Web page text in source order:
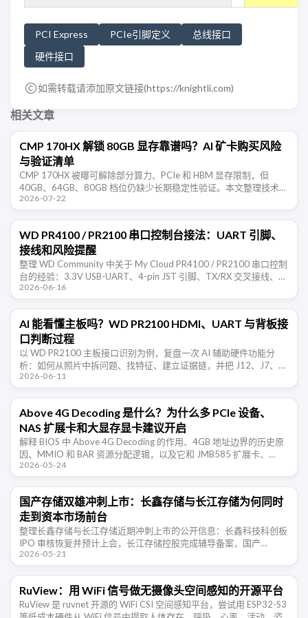
PCI Express PCIe引脚定义
总线接口
硬件接口
如需转载请添加原文链接(https://knightli.com)
相关文章
CMP 170HX 解锁 80GB 显存靠谱吗？AI 矿卡购买风险
与验证清单
CMP 170HX 被曝可解除部分算力、PCIe 和 HBM 显存限制，但
40GB、64GB、80GB 档位仍缺少长期稳定性验证。本文整理技术边
界、购买风险和验收清单。
2026-07-22
WD PR4100 / PR2100 串口控制台接法：UART 引脚、
接线和风险提醒
整理 WD Community 中关于 My Cloud PR4100 / PR2100 串口控制
台的经验：3.3V USB-UART、4-pin JST 引脚、TX/RX 交叉接线、
115200 …
2026-06-16
AI 能看懂主板吗？WD PR2100 HDMI、UART 与背板接
口判断过程
以 WD PR2100 主板接口识别为例，复盘一次 AI 辅助硬件功能分
析：如何从照片中拆问题、找特征、建立证据链，并把 J12、J7、
J50 等接口判断转成可实测的验证清单。
2026-06-11
Above 4G Decoding 是什么？为什么多 PCIe 设备、
NAS 扩展卡和大显存显卡建议开启
解释 BIOS 中 Above 4G Decoding 的作用、4GB 地址边界的历史原
因、MMIO 和 BAR 资源分配逻辑，以及它和 JMB585 扩展卡、
NAS、多显卡、Resizable …
2026-05-24
国产存储双雄冲刺上市：长鑫存储与长江存储为何同时
走到资本市场前台
整理长鑫存储与长江存储近期冲刺上市的公开信息：长鑫科技科创板
IPO 审核恢复并预计上会，长江存储控股完成辅导备案，国产
DRAM 与 NAND 两条主线正在同时走向资本市场。
2026-05-21
RuView：用 WiFi 信号做无摄像头空间感知的开源平台
RuView 是 ruvnet 开源的 WiFi CSI 空间感知平台，尝试用 ESP32-S3